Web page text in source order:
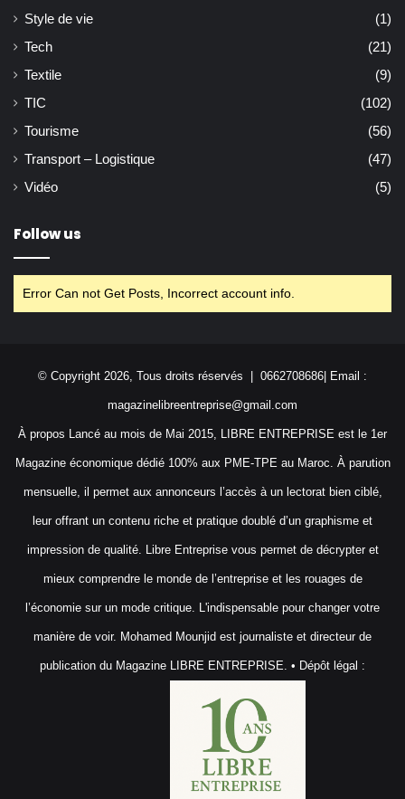
Style de vie
(1)
Tech
(21)
Textile
(9)
TIC
(102)
Tourisme
(56)
Transport – Logistique
(47)
Vidéo
(5)
Follow us
Error Can not Get Posts, Incorrect account info.
© Copyright 2026, Tous droits réservés | 0662708686| Email :
magazinelibreentreprise@gmail.com
À propos Lancé au mois de Mai 2015, LIBRE ENTREPRISE est le 1er
Magazine économique dédié 100% aux PME-TPE au Maroc. À parution
mensuelle, il permet aux annonceurs l’accès à un lectorat bien ciblé,
leur offrant un contenu riche et pratique doublé d’un graphisme et
impression de qualité. Libre Entreprise vous permet de décrypter et
mieux comprendre le monde de l’entreprise et les rouages de
l’économie sur un mode critique. L'indispensable pour changer votre
manière de voir. Mohamed Mounjid est journaliste et directeur de
publication du Magazine LIBRE ENTREPRISE. • Dépôt légal :